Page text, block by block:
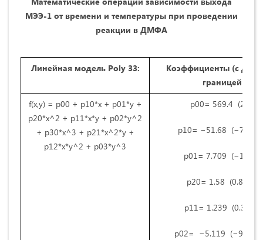
МЭЭ-1 от времени и температуры при проведении
реакции в ДМФА
Линейная модель Poly 33:
Коэффициенты (с
границей 95
f(x,y) = p00 + p10*x + p01*y +
p20*x^2 + p11*x*y + p02*y^2
+ p30*x^3 + p21*x^2*y +
p12*x*y^2 + p03*y^3
p00= 569.4 (264,
p10= −51.68
p01= 7.709 (−15.21,
p20= 1.58 (0.8021,
p11= 1.239 (0.3033,
p02= −5.119 (−9.305,